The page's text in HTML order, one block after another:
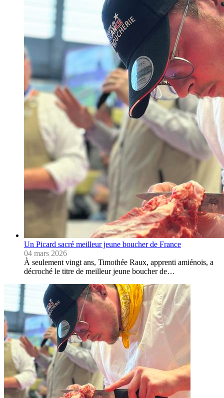
Un Picard sacré meilleur jeune boucher de France
04 mars 2026
À seulement vingt ans, Timothée Raux, apprenti amiénois, a
décroché le titre de meilleur jeune boucher de…